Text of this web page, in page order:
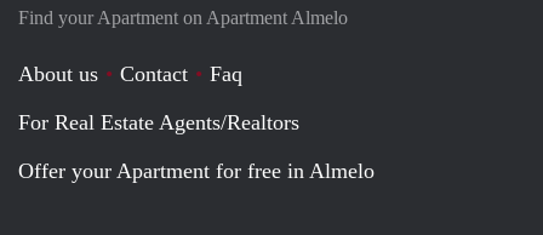
Find your Apartment on Apartment Almelo
About us Contact
Faq
For Real Estate Agents/Realtors
Offer your Apartment for free in Almelo